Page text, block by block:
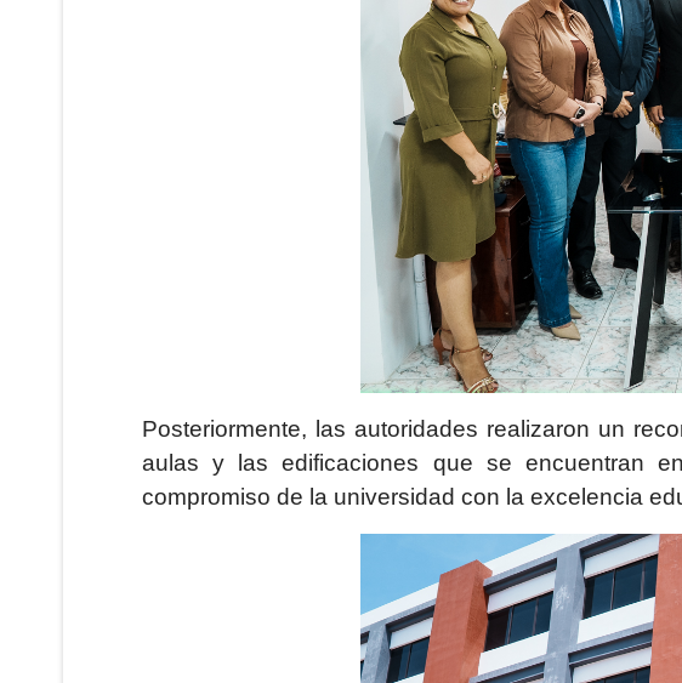
Posteriormente, las autoridades realizaron un
aulas y las edificaciones que se encuentran
compromiso de la universidad con la excelencia